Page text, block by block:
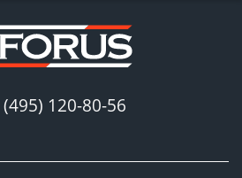
(495) 120-80-56